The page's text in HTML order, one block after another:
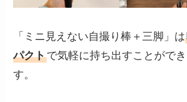
「ミニ見えない自撮り棒＋三脚」は
パクトで気軽に持ち出すことがで
す。